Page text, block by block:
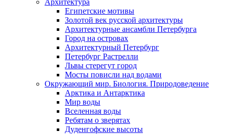
Архитектура
Египетские мотивы
Золотой век русской архитектуры
Архитектурные ансамбли Петербурга
Город на островах
Архитектурный Петербург
Петербург Растрелли
Львы стерегут город
Мосты повисли над водами
Окружающий мир. Биология. Природоведение
Арктика и Антарктика
Мир воды
Вселенная воды
Ребятам о зверятах
Дуденгофские высоты